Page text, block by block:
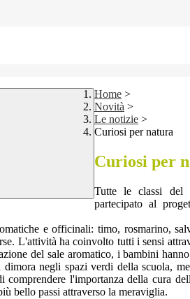
Home >
Novità >
Le notizie >
Curiosi per natura
Curiosi per
Tutte le classi del
partecipato al
e officinali: timo, rosmarino,
L'attività ha coinvolto tutti i sensi
del sale aromatico, i bambini
negli spazi verdi della scuola,
l'importanza della cura
bello passi attraverso la meraviglia.